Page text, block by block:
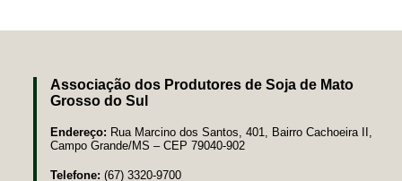
Associação dos Produtores de Soja de Mato
Grosso do Sul
Endereço: Rua Marcino dos Santos, 401, Bairro Cachoeira II,
Campo Grande/MS – CEP 79040-902
Telefone: (67) 3320-9700